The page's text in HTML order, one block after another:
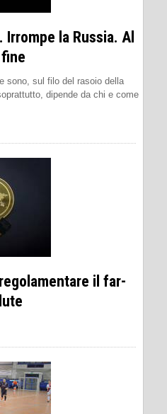
Irrompe la Russia. Al
sono, sul filo del rasoio della
dipende da chi e come
il far-